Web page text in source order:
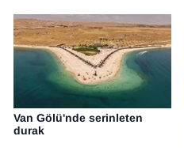
Van Gölü'nde serinleten
durak